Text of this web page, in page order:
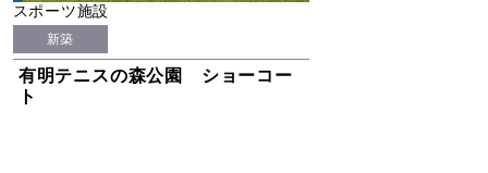
スポーツ施設
新築
有明テニスの森公園 ショーコー
ト